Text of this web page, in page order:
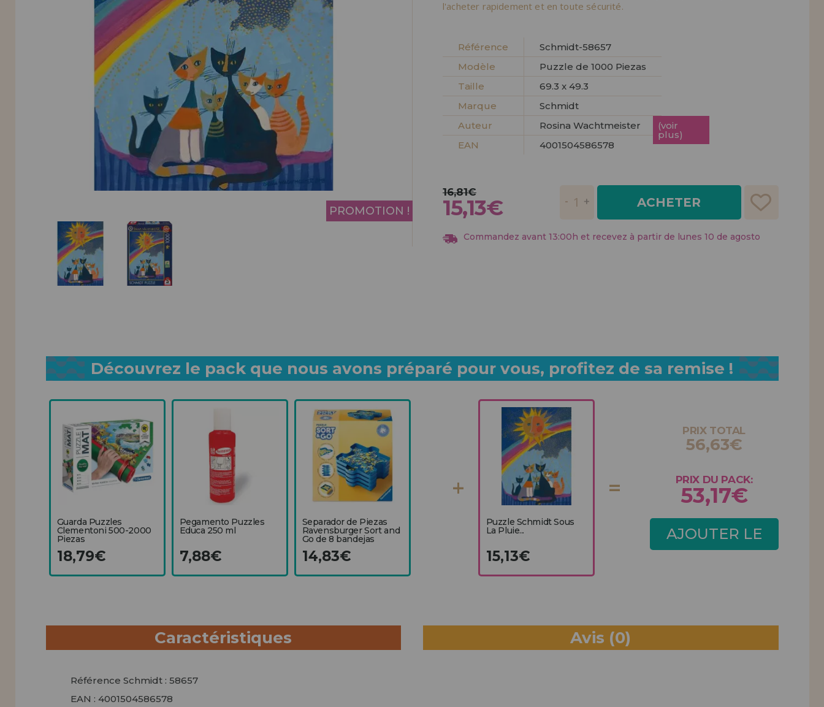
INFORMATION
info@maisondespuzzles.fr
Allez-y! Nous vous attendions.
NOUVEAU CLIENT
Allez-y! Nous vous attendions.
DISTRIBUTEUR
l'acheter rapidement et en toute sécurité.
Référence
Schmidt-58657
Modèle
Puzzle de 1000 Piezas
Taille
69.3 x 49.3
Marque
Schmidt
Auteur
Rosina Wachtmeister (voir
plus)
EAN
4001504586578
PROMOTION !
16,81€
15,13€ ACHETER
Commandez avant 13:00h et recevez à partir de lunes 10 de agosto
Découvrez le pack que nous avons préparé pour vous, profitez de sa remise !
Guarda Puzzles
Clementoni 500-2000
Piezas
18,79€
Pegamento Puzzles
Educa 250 ml
7,88€
Separador de Piezas
Ravensburger Sort and
Go de 8 bandejas
14,83€
Puzzle Schmidt Sous
La Pluie...
15,13€
PRIX TOTAL
56,63€
PRIX DU PACK:
53,17€
AJOUTER LE
Caractéristiques Avis (0)
Référence Schmidt : 58657
EAN : 4001504586578